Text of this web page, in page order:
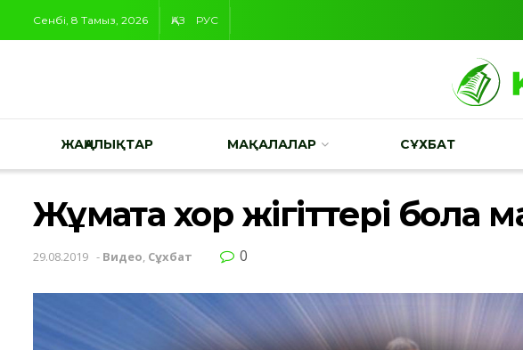
Сенбі, 8 Тамыз, 2026 ҚАЗ РУС
ЖАҢАЛЫҚТАР МАҚАЛАЛАР СҰХБАТ
Жұмақта хор жігіттері бола
29.08.2019 - Видео, Сұхбат 0